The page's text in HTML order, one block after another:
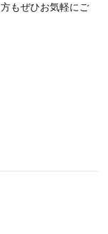
もぜひお気軽にご